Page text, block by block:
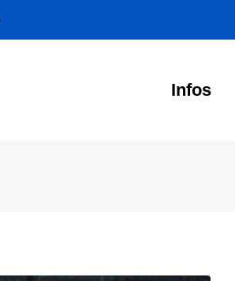
Infos